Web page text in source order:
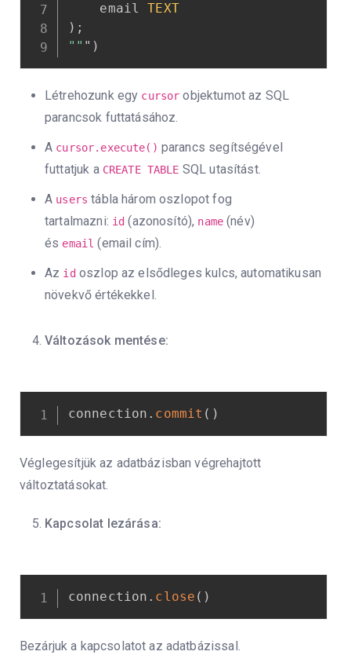
    email
TEXT
) ;
"" " )
Létrehozunk egy cursor objektumot az SQL
parancsok futtatásához.
A cursor.execute() parancs segítségével
futtatjuk a CREATE TABLE SQL utasítást.
A users tábla három oszlopot fog
tartalmazni: id (azonosító), name(név)
és email (email cím).
Az idoszlop az elsődleges kulcs, automatikusan
növekvő értékekkel.
Változások mentése:
connection . commit ( )
Véglegesítjük az adatbázisban végrehajtott
változtatásokat.
Kapcsolat lezárása:
connection . close ( )
Bezárjuk a kapcsolatot az adatbázissal.